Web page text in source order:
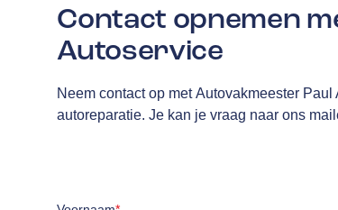
Contact opnemen
Autoservice
Neem contact op met Autovakmeester Paul
autoreparatie. Je kan je vraag naar ons
Voornaam is verplicht